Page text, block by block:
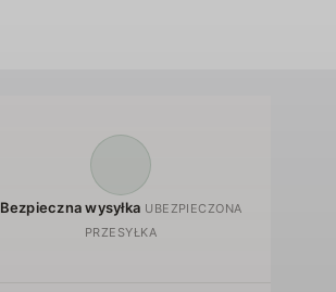
Bezpieczna wysyłka UBEZPIECZONA
PRZESYŁKA